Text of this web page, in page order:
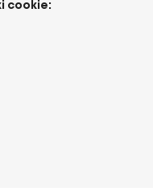
cookie: